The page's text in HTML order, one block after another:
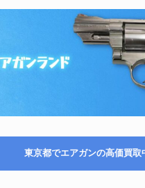
東京都でエアガンの高価買取